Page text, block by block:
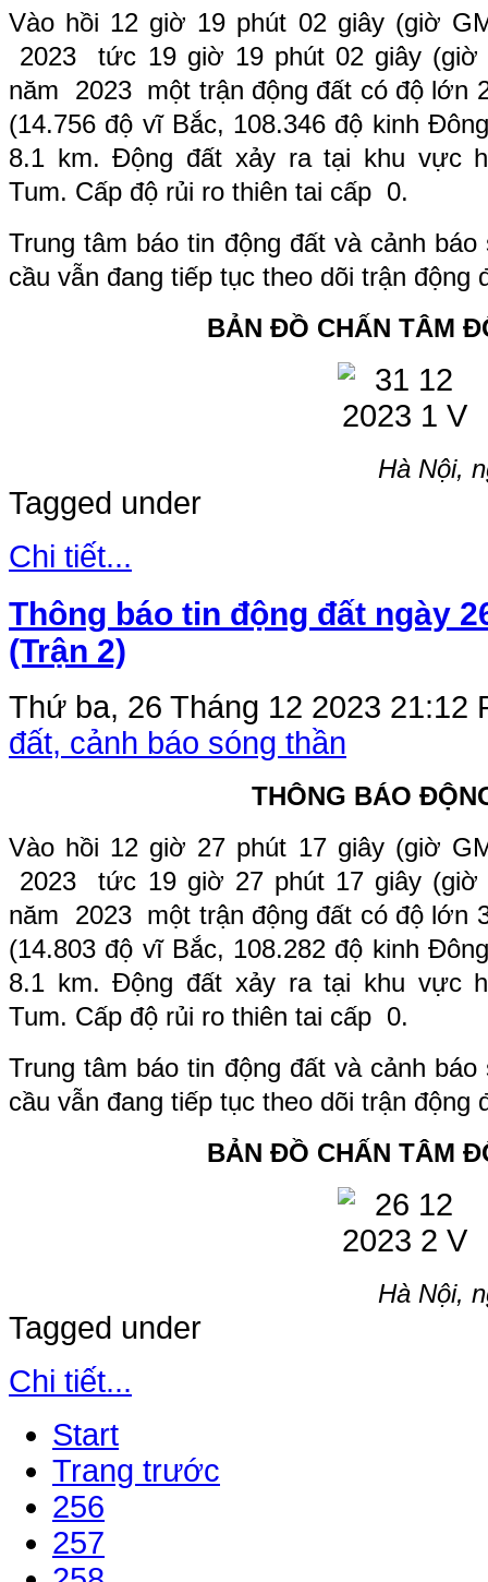
Vào hồi 12 giờ 19 phút 02 giây (giờ
2023 tức 19 giờ 19 phút 02 giây (giờ
năm 2023 một trận động đất có độ lớn
(14.756 độ vĩ Bắc, 108.346 độ kinh
8.1 km. Động đất xảy ra tại khu vực
Tum. Cấp độ rủi ro thiên tai cấp 0.
Trung tâm báo tin động đất và cảnh
cầu vẫn đang tiếp tục theo dõi trận động
BẢN ĐỒ CHẤN TÂM
Hà Nội,
Tagged under
Chi tiết...
Thông báo tin động đất ngày
(Trận 2)
Thứ ba, 26 Tháng 12 2023 21:12
đất, cảnh báo sóng thần
THÔNG BÁO
Vào hồi 12 giờ 27 phút 17 giây (giờ
2023 tức 19 giờ 27 phút 17 giây (giờ
năm 2023 một trận động đất có độ lớn
(14.803 độ vĩ Bắc, 108.282 độ kinh
8.1 km. Động đất xảy ra tại khu vực
Tum. Cấp độ rủi ro thiên tai cấp 0.
Trung tâm báo tin động đất và cảnh
cầu vẫn đang tiếp tục theo dõi trận động
BẢN ĐỒ CHẤN TÂM
Hà Nội,
Tagged under
Chi tiết...
Start
Trang trước
256
257